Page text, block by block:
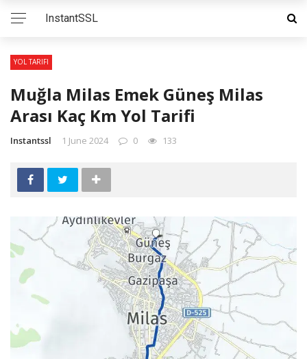
InstantSSL
YOL TARIFI
Muğla Milas Emek Güneş Milas
Arası Kaç Km Yol Tarifi
Instantssl 1 June 2024 0 133